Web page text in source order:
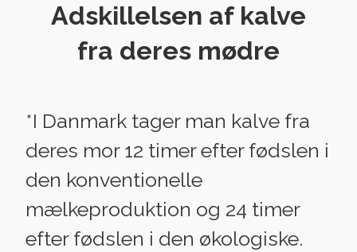
Adskillelsen af kalve
fra deres mødre
*I Danmark tager man kalve fra
deres mor 12 timer efter fødslen i
den konventionelle
mælkeproduktion og 24 timer
efter fødslen i den økologiske.